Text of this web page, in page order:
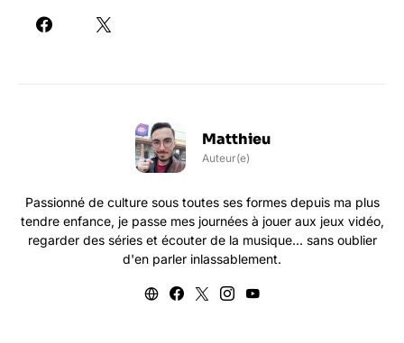
Matthieu
Auteur(e)
Passionné de culture sous toutes ses formes depuis ma plus
tendre enfance, je passe mes journées à jouer aux jeux vidéo,
regarder des séries et écouter de la musique... sans oublier
d'en parler inlassablement.